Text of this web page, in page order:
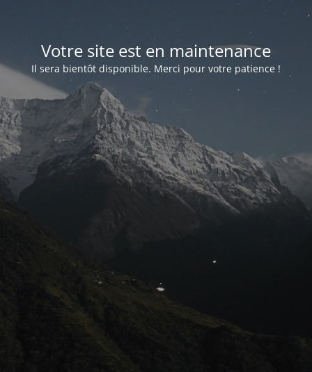
Votre site est en maintenance
Il sera bientôt disponible. Merci pour votre patience !